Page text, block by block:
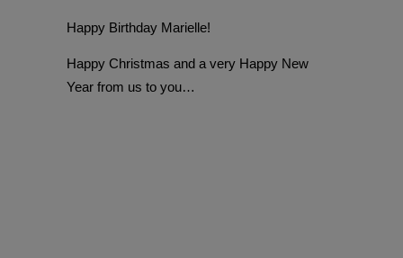
Happy Birthday Marielle!
Happy Christmas and a very Happy New
Year from us to you…